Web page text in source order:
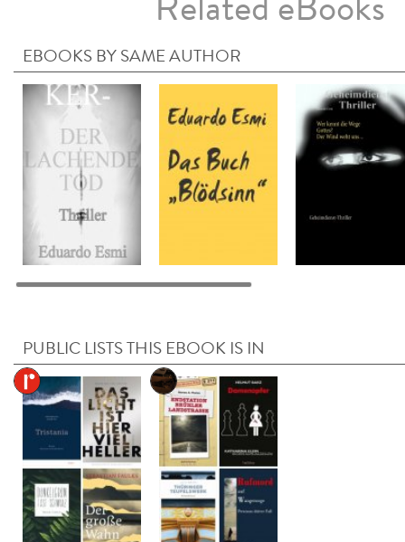
EBOOKS BY SAME AUTHOR
PUBLIC LISTS THIS EBOOK IS IN